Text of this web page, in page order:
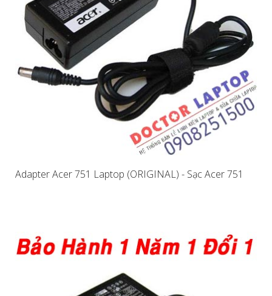
Adapter Acer 751 Laptop (ORIGINAL) - Sạc Acer 751